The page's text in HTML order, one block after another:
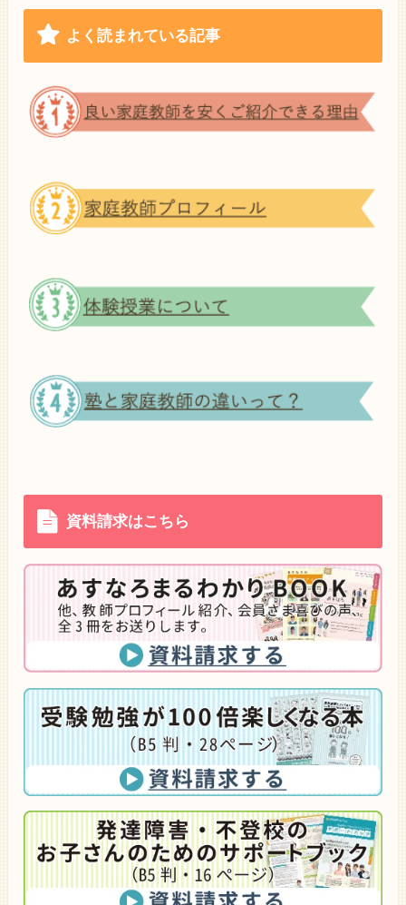
よく読まれている記事
資料請求はこちら